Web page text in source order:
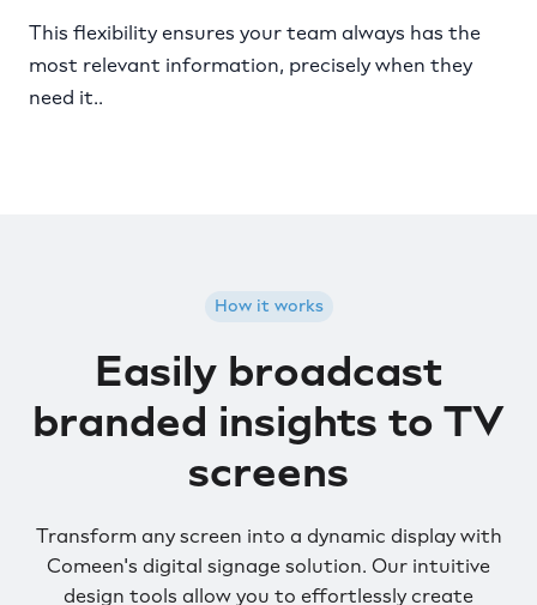
This flexibility ensures your team always has the
most relevant information, precisely when they
need it..
How it works
Easily broadcast
branded insights to TV
screens
Transform any screen into a dynamic display with
Comeen's digital signage solution. Our intuitive
design tools allow you to effortlessly create